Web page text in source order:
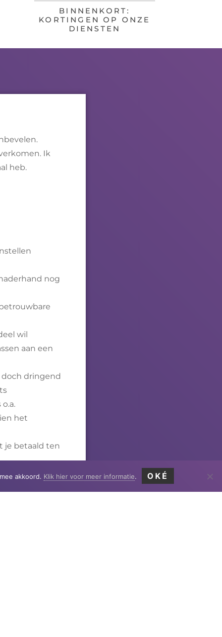
BINNENKORT:
KORTINGEN OP ONZE
DIENSTEN
Ik
heb.
nog
wil
aan een
doch dringend
het
je betaald ten
akkoord. Klik hier voor meer informatie. OKÉ